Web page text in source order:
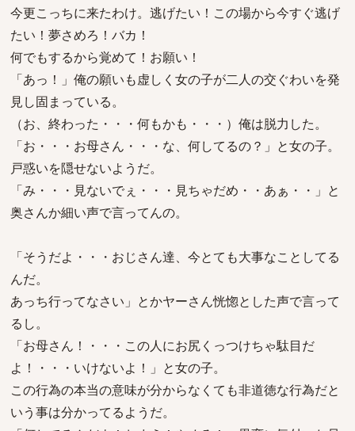
今更こっちに来たわけ。逃げたい！この場から今すぐ逃げ
たい！夢さめろ！バカ！
何でもするから覚めて！お願い！
「あっ！」俺の願いも虚しく女の子が二人の交ぐわいを発
見し固まっている。
（お、終わった・・・何もかも・・・）俺は脱力した。
「お・・・お母さん・・・な、何してるの？」と女の子。
戸惑いを隠せないようだ。
「み・・・見ないでぇ・・・見ちゃだめ・・あぁ・・」と
奥さんか細い声で言ってんの。
「そうだよ・・・おじさん達、今とても大事なことしてる
んだ。
あっち行ってなさい」とかヤーさん恍惚とした声で言って
るし。
「お母さん！・・・この人にお尻くっつけちゃ駄目だ
よ！・・・いけないよ！」と女の子。
この行為の本当の意味が分からなくても非道徳な行為だと
いう事は分かってるようだ。